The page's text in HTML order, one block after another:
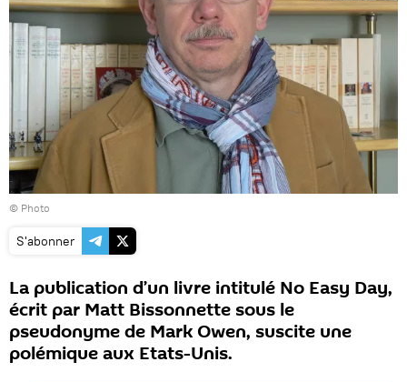
© Photo
S'abonner
La publication d’un livre intitulé No Easy Day,
écrit par Matt Bissonnette sous le
pseudonyme de Mark Owen, suscite une
polémique aux Etats-Unis.